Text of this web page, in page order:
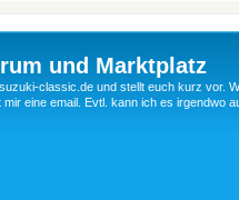
und Marktplatz
classic.de und stellt euch kurz vor.
eine email. Evtl. kann ich es irgendwo